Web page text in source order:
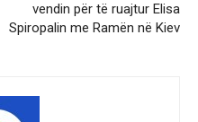
vendin për të ruajtur Elisa
Spiropalin me Ramën në Kiev